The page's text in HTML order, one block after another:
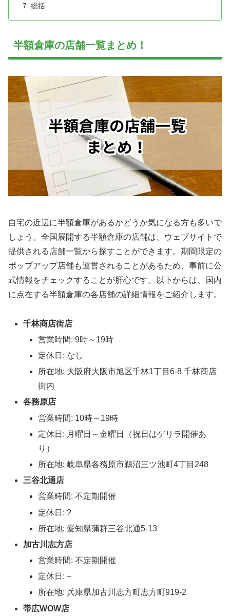
総括
半額倉庫の店舗一覧まとめ！
自宅の近辺に半額倉庫があるかどうか気になる方も多いで
しょう。全国展開する半額倉庫の店舗は、ウェブサイトで
提供される店舗一覧から探すことができます。期間限定の
ポップアップ店舗も運営されることがあるため、事前に公
式情報をチェックすることが肝心です。以下からは、国内
に点在する半額倉庫の各店舗の詳細情報をご紹介します。
千林商店街店
営業時間: 9時～19時
定休日: なし
所在地: 大阪府大阪市旭区千林1丁目6-8 千林商店
街内
各務原店
営業時間: 10時～19時
定休日: 月曜日～金曜日（祝日はゲリラ開催あ
り）
所在地: 岐阜県各務原市鵜沼三ツ池町4丁目248
三谷北通店
営業時間: 不定期開催
定休日: ?
所在地: 愛知県蒲群三谷北通5-13
加古川志方店
営業時間: 不定期開催
定休日: –
所在地: 兵庫県加古川志方町志方町919-2
帯広WOW店